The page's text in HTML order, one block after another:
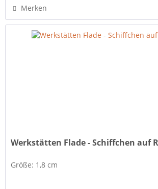
Merken
Werkstätten Flade - Schiffchen auf
Größe: 1,8 cm